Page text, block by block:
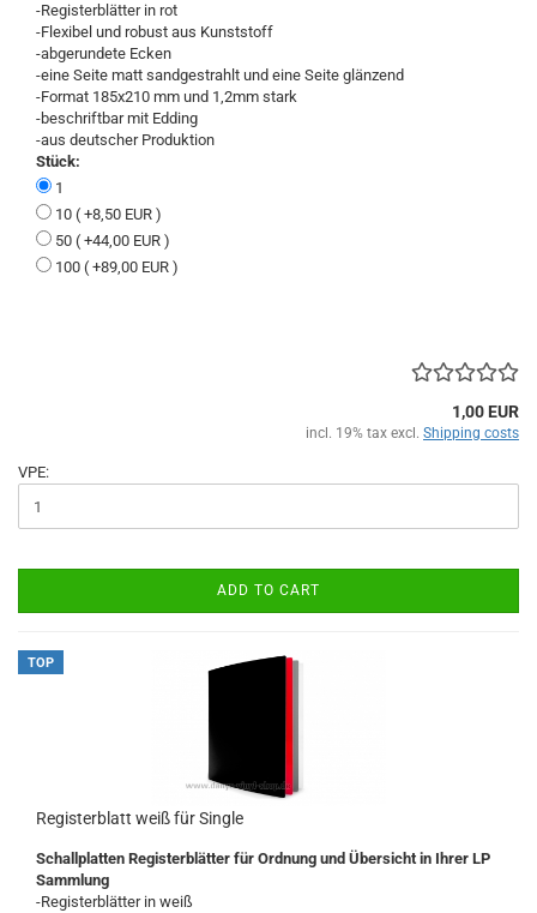
-Registerblätter in rot
-Flexibel und robust aus Kunststoff
-abgerundete Ecken
-eine Seite matt sandgestrahlt und eine Seite glänzend
-Format 185x210 mm und 1,2mm stark
-beschriftbar mit Edding
-aus deutscher Produktion
Stück:
1
10 ( +8,50 EUR )
50 ( +44,00 EUR )
100 ( +89,00 EUR )
1,00 EUR
incl. 19% tax excl. Shipping costs
VPE:
ADD TO CART
TOP
Registerblatt weiß für Single
Schallplatten Registerblätter für Ordnung und Übersicht in Ihrer LP
Sammlung
-Registerblätter in weiß